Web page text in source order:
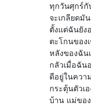
ทุกวันศุกร์กั
จะเกลียดมั
ตั้งแต่ฉันยัง
ตะโกนของ
หลังของฉัน
กลัวเมื่อฉัน
ดีอยู่ในควา
กระตุ้นตัวเ
บ้าน แม่ขอ